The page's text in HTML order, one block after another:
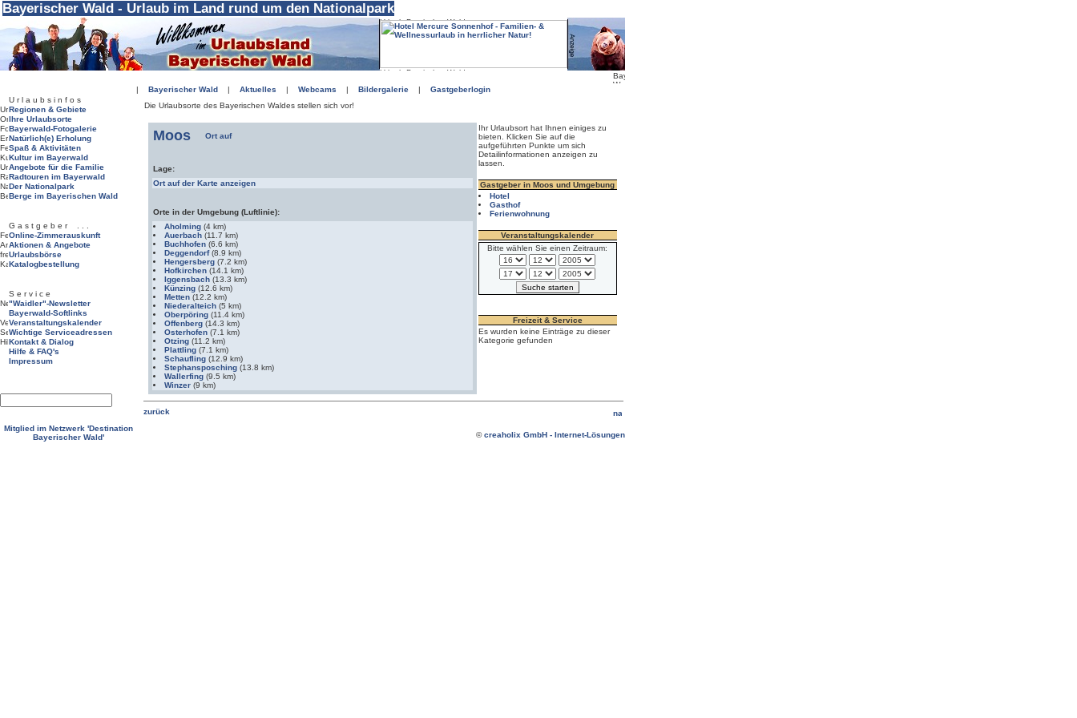
Bayerischer Wald - Urlaub im Land rund um den Nationalpark
| Bayerischer Wald | Aktuelles | Webcams | Bildergalerie | Gastgeberlogin
U r l a u b s i n f o s
Regionen & Gebiete
Ihre Urlaubsorte
Bayerwald-Fotogalerie
Natürlich(e) Erholung
Spaß & Aktivitäten
Kultur im Bayerwald
Angebote für die Familie
Radtouren im Bayerwald
Der Nationalpark
Berge im Bayerischen Wald
G a s t g e b e r . . .
Online-Zimmerauskunft
Aktionen & Angebote
Urlaubsbörse
Katalogbestellung
S e r v i c e
"Waidler"-Newsletter
Bayerwald-Softlinks
Veranstaltungskalender
Wichtige Serviceadressen
Kontakt & Dialog
Hilfe & FAQ's
Impressum
Mitglied im Netzwerk 'Destination
Bayerischer Wald'
Die Urlaubsorte des Bayerischen Waldes stellen sich vor!
Moos
Lage:
Ort auf der Karte anzeigen
Orte in der Umgebung (Luftlinie):
Aholming(4 km)
Auerbach(11.7 km)
Buchhofen(6.6 km)
Deggendorf(8.9 km)
Hengersberg(7.2 km)
Hofkirchen(14.1 km)
Iggensbach(13.3 km)
Künzing(12.6 km)
Metten(12.2 km)
Niederalteich(5 km)
Oberpöring(11.4 km)
Offenberg(14.3 km)
Osterhofen(7.1 km)
Otzing(11.2 km)
Plattling(7.1 km)
Schaufling(12.9 km)
Stephansposching(13.8 km)
Wallerfing(9.5 km)
Winzer(9 km)
Ihr Urlaubsort hat Ihnen einiges zu
bieten. Klicken Sie auf die
aufgeführten Punkte um sich
Detailinformationen anzeigen zu
lassen.
Gastgeber in Moos und Umgebung
Hotel
Gasthof
Ferienwohnung
Veranstaltungskalender
Bitte wählen Sie einen Zeitraum:
Freizeit & Service
Es wurden keine Einträge zu dieser
Kategorie gefunden
©creaholix GmbH - Internet-Lösungen